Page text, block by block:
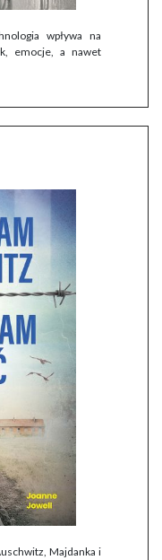
wpływa na
emocje, a nawet
Majdanka i